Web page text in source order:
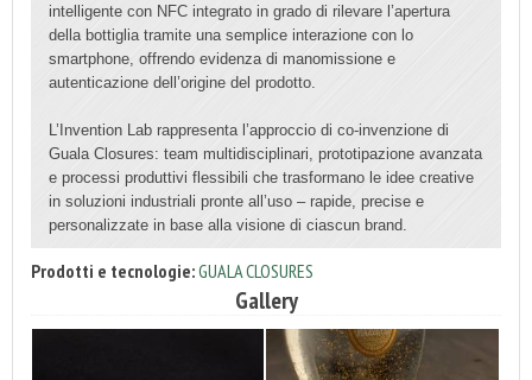
intelligente con NFC integrato in grado di rilevare l’apertura
della bottiglia tramite una semplice interazione con lo
smartphone, offrendo evidenza di manomissione e
autenticazione dell’origine del prodotto.
L’Invention Lab rappresenta l’approccio di co-invenzione di
Guala Closures: team multidisciplinari, prototipazione avanzata
e processi produttivi flessibili che trasformano le idee creative
in soluzioni industriali pronte all’uso – rapide, precise e
personalizzate in base alla visione di ciascun brand.
Prodotti e tecnologie:GUALA CLOSURES
Gallery